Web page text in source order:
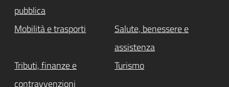
pubblica
Mobilità e trasporti
Salute, benessere e
assistenza
Tributi, finanze e
contravvenzioni
Turismo